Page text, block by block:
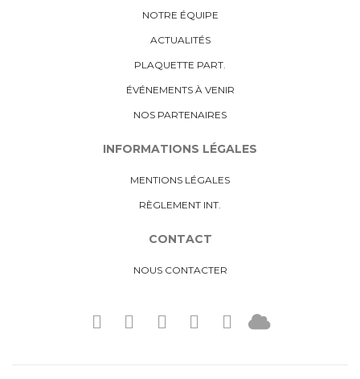
NOTRE ÉQUIPE
ACTUALITÉS
PLAQUETTE PART.
ÉVÉNEMENTS À VENIR
NOS PARTENAIRES
INFORMATIONS LÉGALES
MENTIONS LÉGALES
RÈGLEMENT INT.
CONTACT
NOUS CONTACTER